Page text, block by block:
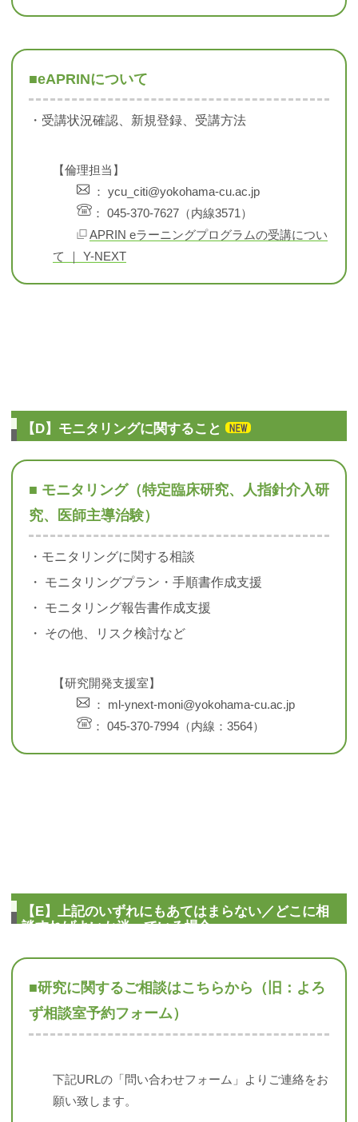
■eAPRINについて
・受講状況確認、新規登録、受講方法
【倫理担当】
： ycu_citi@yokohama-cu.ac.jp
： 045-370-7627（内線3571）
APRIN eラーニングプログラムの受講につい
て ｜ Y-NEXT
【D】モニタリングに関すること
■ モニタリング（特定臨床研究、人指針介入研
究、医師主導治験）
・モニタリングに関する相談
・ モニタリングプラン・手順書作成支援
・ モニタリング報告書作成支援
・ その他、リスク検討など
【研究開発支援室】
： ml-ynext-moni@yokohama-cu.ac.jp
： 045-370-7994（内線：3564）
【E】上記のいずれにもあてはまらない／どこに相
談すればよいか迷っている場合
■研究に関するご相談はこちらから（旧：よろ
ず相談室予約フォーム）
下記URLの「問い合わせフォーム」よりご連絡をお
願い致します。